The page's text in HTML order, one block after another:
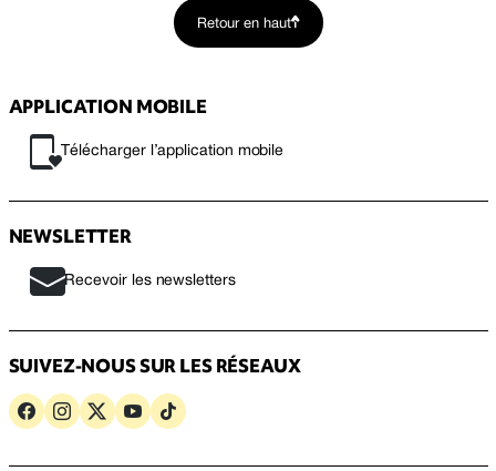
Retour en haut
APPLICATION MOBILE
Télécharger l’application mobile
NEWSLETTER
Recevoir les newsletters
SUIVEZ-NOUS SUR LES RÉSEAUX